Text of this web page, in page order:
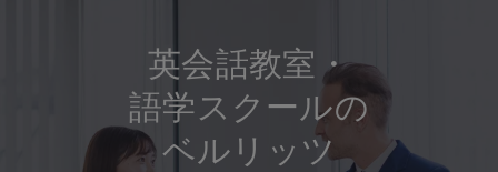
英会話教室・
語学スクールの
ベルリッツ